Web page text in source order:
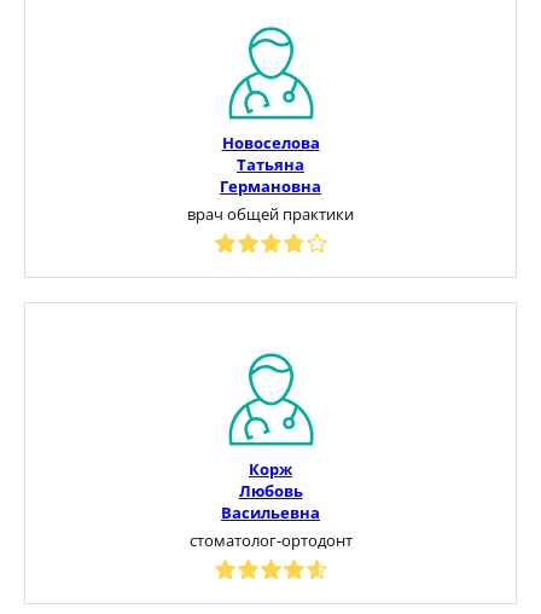
Новоселова
Татьяна
Германовна
врач общей практики
Корж
Любовь
Васильевна
стоматолог-ортодонт